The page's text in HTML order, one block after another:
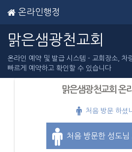
온라인행정
맑은샘광천교회
온라인 예약 및 발급 시스템 - 교회장소, 차
빠르게 예약하고 확인할 수 있습니다
맑은샘광천교회 온
처음 방문 하셨
처음 방문한 성도님